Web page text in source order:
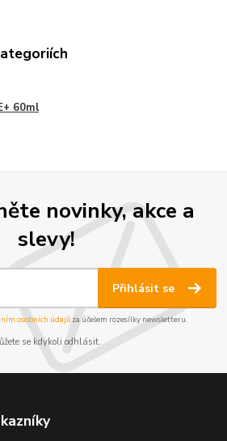
60ml
novinky, akce a
slevy!
Přihlásit se
osobních údajůza účelem rozesílky newsletteru.
se kdykoli odhlásit.